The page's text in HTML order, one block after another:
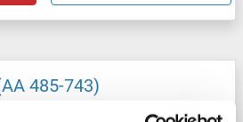
485-743)
Hôte: Lapin